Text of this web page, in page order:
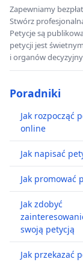
Zapewniamy
Stwórz
Petycje są
petycji jest
i organów
Poradniki
Jak rozpocząć
online
Jak napisać
Jak promować
Jak zdobyć
swoją petycją
Jak przekazać